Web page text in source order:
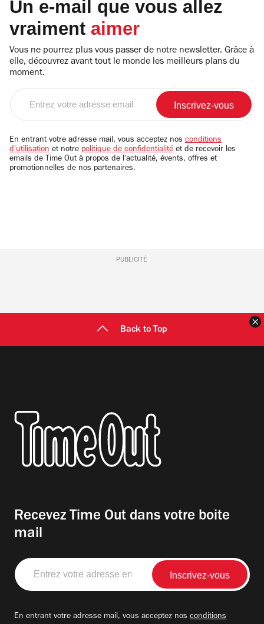
Un e-mail que vous allez
vraiment aimer
Vous ne pourrez plus vous passer de notre newsletter. Grâce à
elle, découvrez avant tout le monde les meilleurs plans du
moment.
email
En entrant votre adresse mail, vous acceptez nos conditions
d'utilisation et notre politique de confidentialité et de recevoir les
emails de Time Out à propos de l'actualité, évents, offres et
promotionnelles de nos partenaires.
PUBLICITÉ
Back to Top
Recevez Time Out dans votre boite
mail
Entrez
votre
adresse
En entrant votre adresse mail, vous acceptez nos conditions